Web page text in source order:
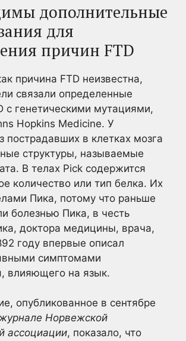
дополнительные
для
причин FTD
причина FTD неизвестна,
связали определенные
с генетическими мутациями,
Hopkins Medicine. У
пострадавших в клетках мозга
структуры, называемые
В телах Pick содержится
количество или тип белка. Их
Пика, потому что раньше
болезнью Пика, в честь
доктора медицины, врача,
году впервые описал
симптомами
влияющего на язык.
опубликованное в сентябре
Норвежской
ассоциации, показало, что